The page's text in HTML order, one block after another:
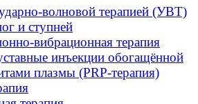
волновой терапией (УВТ)
и ступней
вибрационная терапия
инъекции обогащённой
плазмы (PRP-терапия)